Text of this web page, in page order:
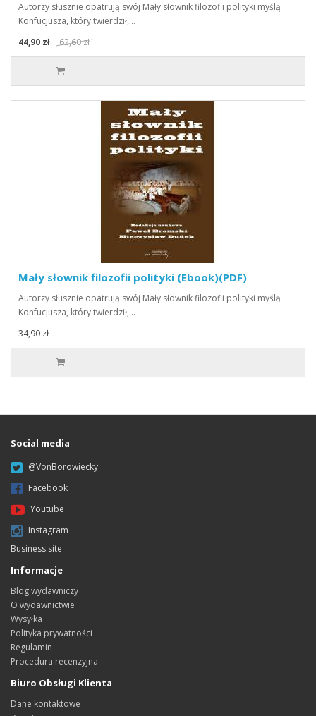
Autorzy słusznie opatrują swój Mały słownik filozofii polityki myślą
Konfucjusza, który twierdził,…
44,90 zł
62,60 zł
Mały słownik filozofii polityki (Ebook)(PDF)
Autorzy słusznie opatrują swój Mały słownik filozofii polityki myślą
Konfucjusza, który twierdził,…
34,90 zł
Social media
@VonBorowiecky
Facebook
Youtube
Instagram
Business.site
Informacje
Blog wydawniczy
O wydawnictwie
Wysyłka
Polityka prywatności
Regulamin
Procedura recenzyjna
Biuro Obsługi Klienta
Dane kontaktowe